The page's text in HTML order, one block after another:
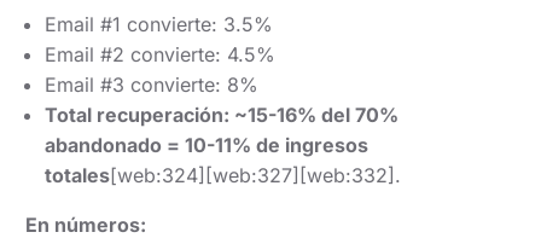
Email #1 convierte: 3.5%
Email #2 convierte: 4.5%
Email #3 convierte: 8%
Total recuperación: ~15-16% del 70%
abandonado = 10-11% de ingresos
totales[web:324][web:327][web:332].
En números: